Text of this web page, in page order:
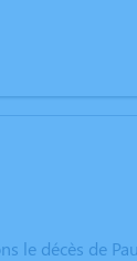
le décès de